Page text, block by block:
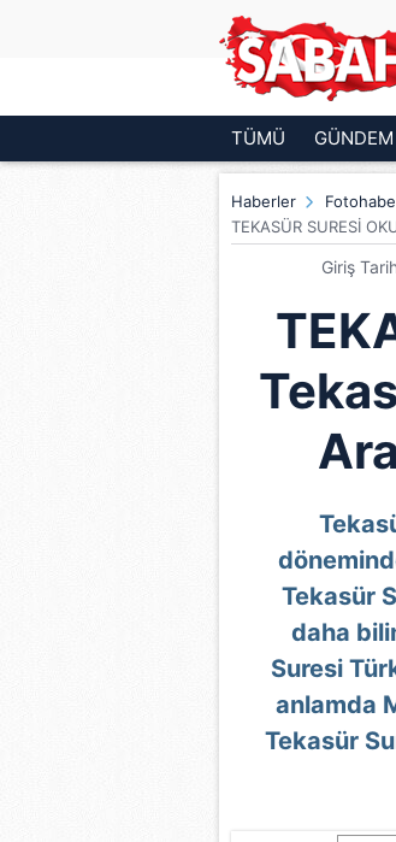
Türkiye'nin en iyi
TÜMÜ GÜNDEM
Haberler
TEKASÜR SURESİ
Giriş
Tekasür
daha
Suresi
anlamda
Tekasür